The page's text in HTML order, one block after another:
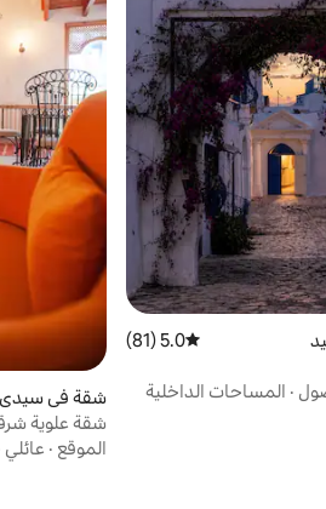
متوسط التقييم 5.0 من 5، 81 مراجعات
5.0 (81)
· المساحات الداخلية شقة في سيدي
شقة علوية
الموقع · عائلي